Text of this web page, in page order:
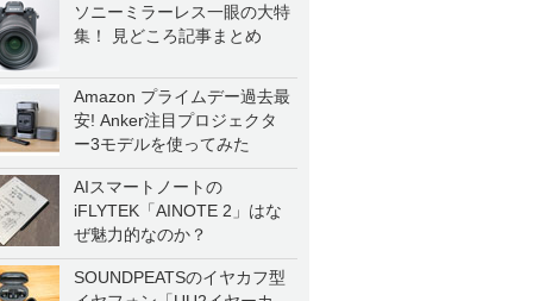
ソニーミラーレス一眼の大特
集！ 見どころ記事まとめ
Amazon プライムデー過去最
安! Anker注目プロジェクタ
ー3モデルを使ってみた
AIスマートノートの
iFLYTEK「AINOTE 2」はな
ぜ魅力的なのか？
SOUNDPEATSのイヤカフ型